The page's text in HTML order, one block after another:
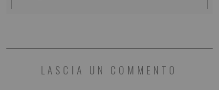
LASCIA UN COMMENTO